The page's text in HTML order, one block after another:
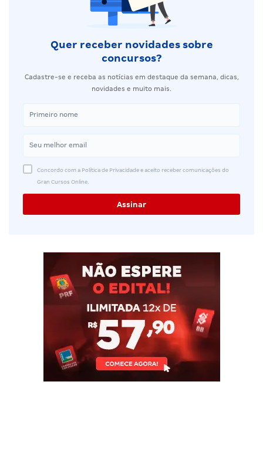
Quer receber novidades sobre
concursos?
Cadastre-se e receba as notícias em destaque da semana, dicas,
novidades e muito mais.
Concordo com a Política de Privacidade e aceito receber comunicações do
Gran Cursos Online.